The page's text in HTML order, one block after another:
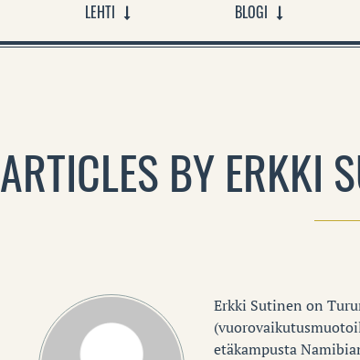
LEHTI BLOGI
ARTICLES BY ERKKI
Erkki Sutinen on
etäkampusta